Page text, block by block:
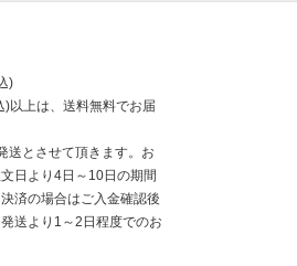
)
以上は、送料無料でお届
送とさせて頂きます。お
日より4日～10日の期間
済の場合はご入金確認後
送より1～2日程度でのお